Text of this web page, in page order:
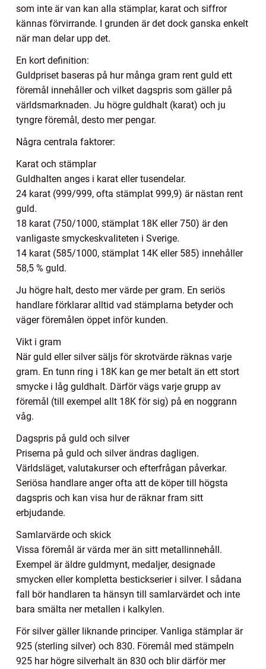
som inte är van kan alla stämplar, karat och siffror
kännas förvirrande. I grunden är det dock ganska enkelt
när man delar upp det.
En kort definition:
Guldpriset baseras på hur många gram rent guld ett
föremål innehåller och vilket dagspris som gäller på
världsmarknaden. Ju högre guldhalt (karat) och ju
tyngre föremål, desto mer pengar.
Några centrala faktorer:
Karat och stämplar
Guldhalten anges i karat eller tusendelar.
24 karat (999/999, ofta stämplat 999,9) är nästan rent
guld.
18 karat (750/1000, stämplat 18K eller 750) är den
vanligaste smyckeskvaliteten i Sverige.
14 karat (585/1000, stämplat 14K eller 585) innehåller
58,5 % guld.
Ju högre halt, desto mer värde per gram. En seriös
handlare förklarar alltid vad stämplarna betyder och
väger föremålen öppet inför kunden.
Vikt i gram
När guld eller silver säljs för skrotvärde räknas varje
gram. En tunn ring i 18K kan ge mer betalt än ett stort
smycke i låg guldhalt. Därför vägs varje grupp av
föremål (till exempel allt 18K för sig) på en noggrann
våg.
Dagspris på guld och silver
Priserna på guld och silver ändras dagligen.
Världsläget, valutakurser och efterfrågan påverkar.
Seriösa handlare anger ofta att de köper till högsta
dagspris och kan visa hur de räknar fram sitt
erbjudande.
Samlarvärde och skick
Vissa föremål är värda mer än sitt metallinnehåll.
Exempel är äldre guldmynt, medaljer, designade
smycken eller kompletta bestickserier i silver. I sådana
fall bör handlaren ta hänsyn till samlarvärdet och inte
bara smälta ner metallen i kalkylen.
För silver gäller liknande principer. Vanliga stämplar är
925 (sterling silver) och 830. Föremål med stämpeln
925 har högre silverhalt än 830 och blir därför mer